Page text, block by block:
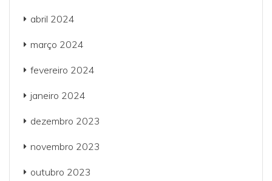
abril 2024
março 2024
fevereiro 2024
janeiro 2024
dezembro 2023
novembro 2023
outubro 2023